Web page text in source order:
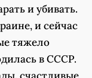
и убивать.
и сейчас
тяжело
в СССР.